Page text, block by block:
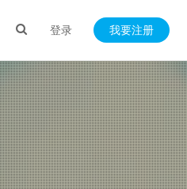
登录 我要注册